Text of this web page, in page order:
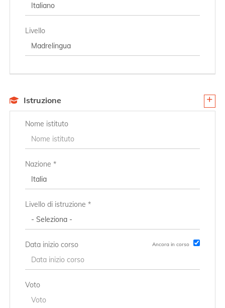
Livello
Istruzione
Nome istituto
Nazione *
Livello di istruzione *
Data inizio corso Ancora in corso
Data di rilascio del titolo
Voto